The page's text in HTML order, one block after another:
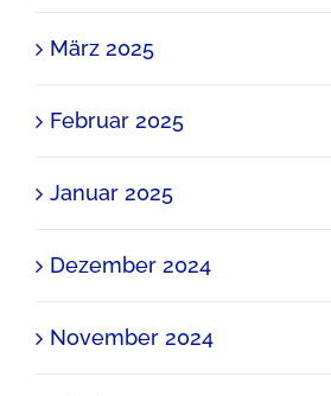
März 2025
Februar 2025
Januar 2025
Dezember 2024
November 2024